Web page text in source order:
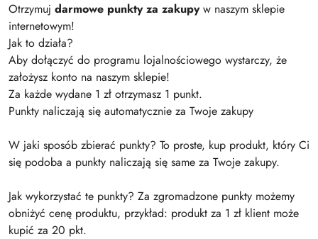
Otrzymuj darmowe punkty za zakupyw naszym sklepie
internetowym!
Jak to działa?
Aby dołączyć do programu lojalnościowego wystarczy, że
założysz konto na naszym sklepie!
Za każde wydane 1 zł otrzymasz 1 punkt.
Punkty naliczają się automatycznie za Twoje zakupy
W jaki sposób zbierać punkty? To proste, kup produkt, który Ci
się podoba a punkty naliczają się same za Twoje zakupy.
Jak wykorzystać te punkty? Za zgromadzone punkty możemy
obniżyć cenę produktu, przykład: produkt za 1 zł klient może
kupić za 20 pkt.